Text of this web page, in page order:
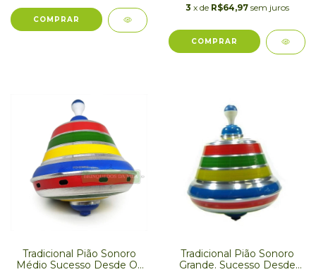
3 x de R$64,97 sem juros
Tradicional Pião Sonoro
Médio Sucesso Desde Os
Tradicional Pião Sonoro
Grande. Sucesso Desde